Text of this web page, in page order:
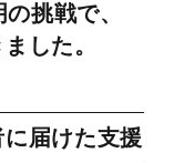
挑戦で、
した。
届けた支援